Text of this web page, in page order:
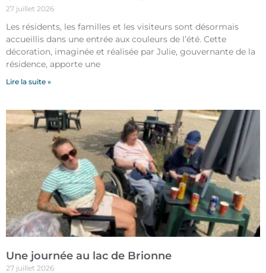
27 juillet 2026
Les résidents, les familles et les visiteurs sont désormais
accueillis dans une entrée aux couleurs de l’été. Cette
décoration, imaginée et réalisée par Julie, gouvernante de la
résidence, apporte une
Lire la suite »
Une journée au lac de Brionne
27 juillet 2026